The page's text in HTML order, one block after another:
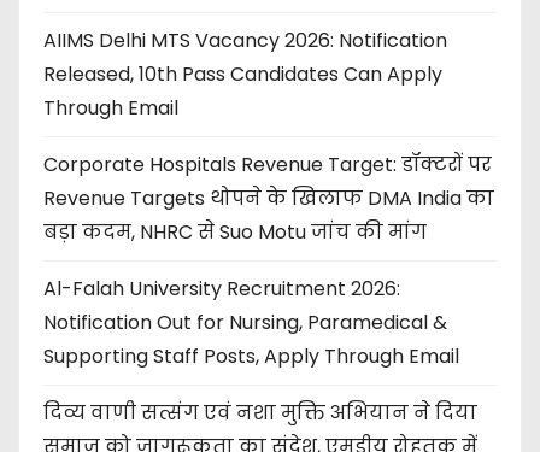
AIIMS Delhi MTS Vacancy 2026: Notification
Released, 10th Pass Candidates Can Apply
Through Email
Corporate Hospitals Revenue Target: डॉक्टरों पर
Revenue Targets थोपने के खिलाफ DMA India का
बड़ा कदम, NHRC से Suo Motu जांच की मांग
Al-Falah University Recruitment 2026:
Notification Out for Nursing, Paramedical &
Supporting Staff Posts, Apply Through Email
दिव्य वाणी सत्संग एवं नशा मुक्ति अभियान ने दिया